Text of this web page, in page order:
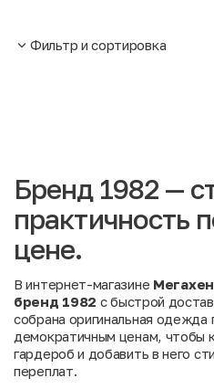
Фильтр и сортировка
Бренд 1982 —
практичность
цене.
В интернет-магазине
бренд 1982 с быстрой
собрана оригинальная одежда
демократичным ценам, чтобы
гардероб и добавить в него
переплат.